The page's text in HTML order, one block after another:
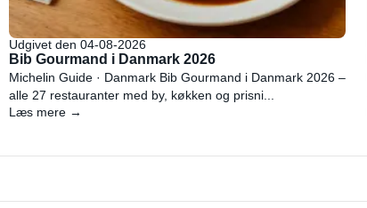
Udgivet den 04-08-2026
Bib Gourmand i Danmark 2026
Michelin Guide · Danmark Bib Gourmand i Danmark 2026 –
alle 27 restauranter med by, køkken og prisni...
Læs mere →